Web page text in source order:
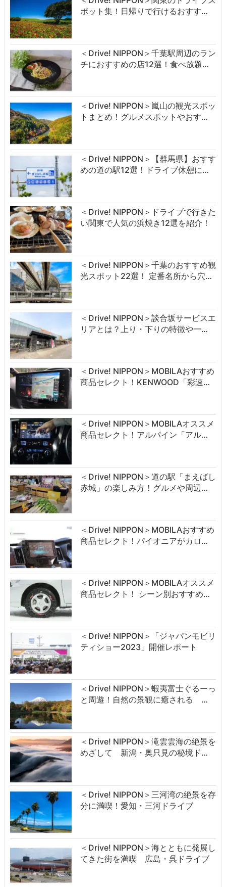
ポット集！日帰りで行けるおすす…
＜Drive! NIPPON＞千葉駅周辺のラン
チにおすすめの店12選！食べ放題…
＜Drive! NIPPON＞嵐山の観光スポッ
トまとめ！グルメスポットやおす…
＜Drive! NIPPON＞【群馬県】おすす
めの道の駅12選！ドライブ休憩に…
＜Drive! NIPPON＞ドライブで行きた
い関東で人気の浜焼き12選を紹介！
＜Drive! NIPPON＞千葉のおすすめ観
光スポット22選！ 定番名所から穴…
＜Drive! NIPPON＞談合坂サービスエ
リアとは？上り・下りの特徴や一…
＜Drive! NIPPON＞MOBILAおすすめ
商品セレクト！KENWOOD「彩速…
＜Drive! NIPPON＞MOBILAオススメ
商品セレクト！アルパイン「アル…
＜Drive! NIPPON＞道の駅「まえばし
赤城」の楽しみ方！グルメや周辺…
＜Drive! NIPPON＞MOBILAおすすめ
商品セレクト！パイオニアがカロ…
＜Drive! NIPPON＞MOBILAオススメ
商品セレクト！ シーン別おすすめ…
＜Drive! NIPPON＞「ジャパンモビリ
ティショー2023」開催レポート
＜Drive! NIPPON＞蝦夷富士ぐるーっ
と周遊！自然の景観に癒される …
＜Drive! NIPPON＞滝雲雲海の絶景を
めざして 新潟・奥只見の秘境ド…
＜Drive! NIPPON＞三河湾の絶景を存
分に満喫！愛知・三河ドライブ
＜Drive! NIPPON＞海とともに発展し
てきた街を満喫 広島・呉ドライブ